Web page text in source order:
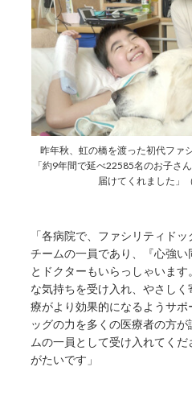
昨年秋、虹の橋を渡った初代ファ
「約9年間で延べ22585名のお子さ
届けてくれました」
「各病院で、ファシリティド
チームの一員であり、『心強
とドクターもいらっしゃいま
な気持ちを受け入れ、やさし
療がより効果的になるようサ
ッグの力を多くの医療者の方
ムの一員として受け入れてく
がたいです」